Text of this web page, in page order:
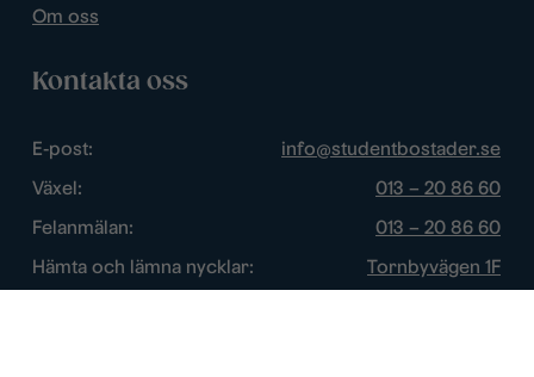
Om oss
Kontakta oss
E-post:
info@studentbostader.se
Växel:
013 – 20 86 60
Felanmälan:
013 – 20 86 60
Hämta och lämna nycklar:
Tornbyvägen 1F